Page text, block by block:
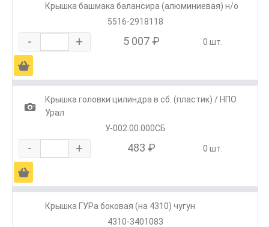
Крышка башмака балансира (алюминиевая) н/о
5516-2918118
- + 5 007 ₽ 0 шт.
Ä
1
Крышка головки цилиндра в сб. (пластик) / НПО
Урал
У-002.00.000СБ
- + 483 ₽ 0 шт.
Ä
Крышка ГУРа боковая (на 4310) чугун
4310-3401083